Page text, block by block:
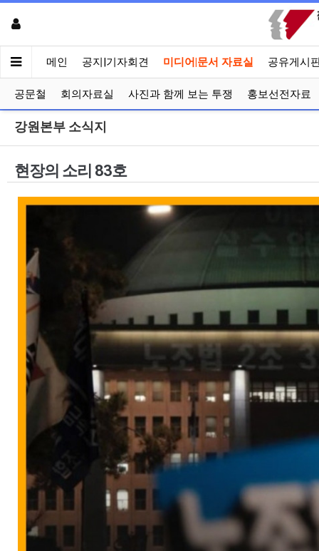
메인 공지|기자회견 미디어|문서 자료실 공유게시
공문철 회의자료실 사진과 함께 보는 투쟁 홍보선전자료
강원본부 소식지
현장의 소리 83호